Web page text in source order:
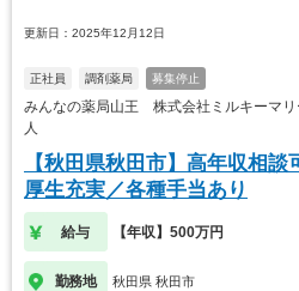
更新日：2025年12月12日
正社員 調剤薬局 募集停止
みんなの薬局山王 株式会社ミルキーマ
人
【秋田県秋田市】高年収相
厚生充実／各種手当あり
給与 【年収】500万円
勤務地 秋田県 秋田市